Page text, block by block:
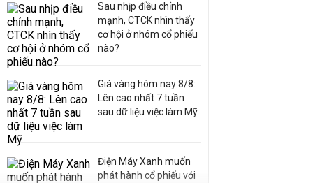
Sau nhịp điều chỉnh
mạnh, CTCK nhìn thấy
cơ hội ở nhóm cổ phiếu
nào?
Giá vàng hôm nay 8/8:
Lên cao nhất 7 tuần
sau dữ liệu việc làm Mỹ
Điện Máy Xanh muốn
phát hành cổ phiếu với